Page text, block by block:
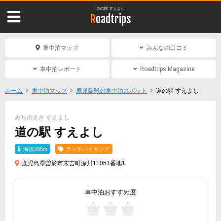
道の駅 すえよし
Roadtrips
車中泊マップ みんなの口コミ
車中泊レポート Roadtrips Magazine
ホーム 車中泊マップ 鹿児島県の車中泊スポット 道の駅 すえよし
みちのえき すえよし
道の駅 すえよし
海抜265m ランチバイキング
鹿児島県曽於市末吉町深川11051番地1
車中泊おすすめ度